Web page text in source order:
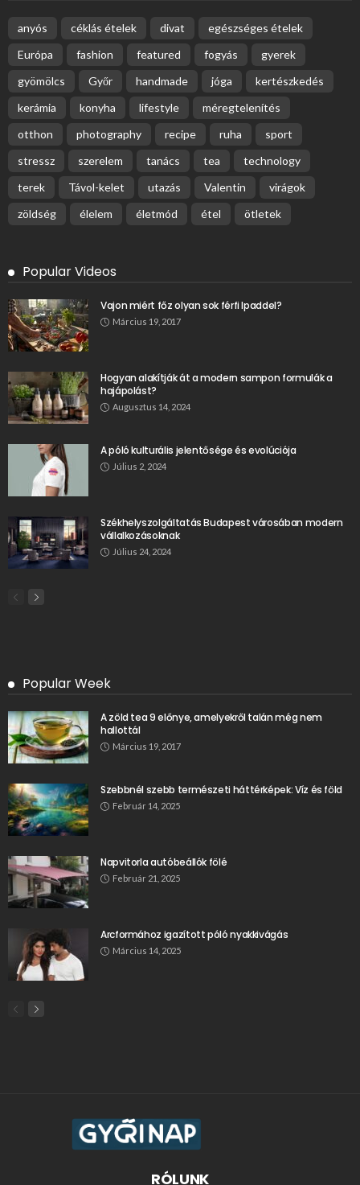
anyós céklás ételek divat
egészséges ételek
Európa
fashion featured fogyás
gyerek
gyömölcs
Győr handmade jóga
kertészkedés
kerámia
konyha lifestyle
méregtelenítés
otthon
photography recipe ruha
sport
stressz
szerelem tanács tea
technology
terek
Távol-kelet utazás Valentin
virágok
zöldség
élelem életmód étel ötletek
Popular Videos
Vajon miért főz olyan sok férfi Ipaddel?
Március 19, 2017
Hogyan alakítják át a modern sampon formulák a
hajápolást?
Augusztus 14, 2024
A póló kulturális jelentősége és evolúciója
Július 2, 2024
Székhelyszolgáltatás Budapest városában modern
vállalkozásoknak
Július 24, 2024
Popular Week
A zöld tea 9 előnye, amelyekről talán még nem
hallottál
Március 19, 2017
Szebbnél szebb természeti háttérképek: Víz és föld
Február 14, 2025
Napvitorla autóbeállók fölé
Február 21, 2025
Arcformához igazított póló nyakkivágás
Március 14, 2025
RÓLUNK